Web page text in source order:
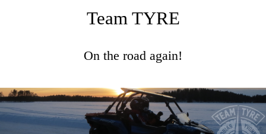
Team TYRE
On the road again!